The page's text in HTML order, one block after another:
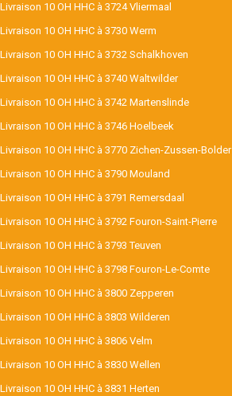
Livraison 10 OH HHC à 3724 Vliermaal
Livraison 10 OH HHC à 3730 Werm
Livraison 10 OH HHC à 3732 Schalkhoven
Livraison 10 OH HHC à 3740 Waltwilder
Livraison 10 OH HHC à 3742 Martenslinde
Livraison 10 OH HHC à 3746 Hoelbeek
Livraison 10 OH HHC à 3770 Zichen-Zussen-Bolder
Livraison 10 OH HHC à 3790 Mouland
Livraison 10 OH HHC à 3791 Remersdaal
Livraison 10 OH HHC à 3792 Fouron-Saint-Pierre
Livraison 10 OH HHC à 3793 Teuven
Livraison 10 OH HHC à 3798 Fouron-Le-Comte
Livraison 10 OH HHC à 3800 Zepperen
Livraison 10 OH HHC à 3803 Wilderen
Livraison 10 OH HHC à 3806 Velm
Livraison 10 OH HHC à 3830 Wellen
Livraison 10 OH HHC à 3831 Herten